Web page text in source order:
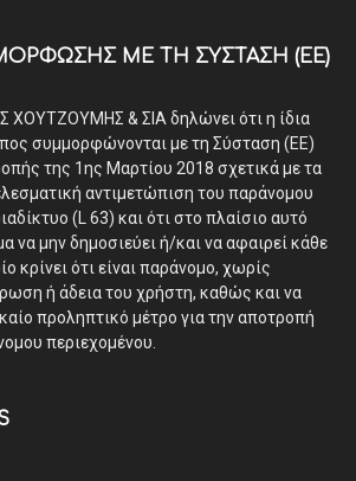
ΜΕ ΤΗ ΣΎΣΤΑΣΗ (ΕΕ)
ΧΟΥΤΖΟΥΜΗΣ & ΣΙΑ δηλώνει ότι η ίδια
συμμορφώνονται με τη Σύσταση (ΕΕ)
της 1ης Μαρτίου 2018 σχετικά με τα
αντιμετώπιση του παράνομου
(L 63) και ότι στο πλαίσιο αυτό
να μην δημοσιεύει ή/και να αφαιρεί κάθε
κρίνει ότι είναι παράνομο, χωρίς
ή άδεια του χρήστη, καθώς και να
προληπτικό μέτρο για την αποτροπή
περιεχομένου.